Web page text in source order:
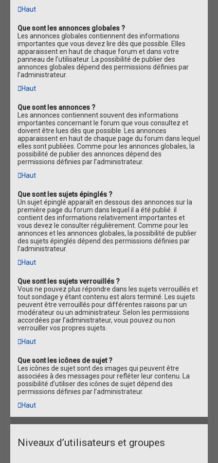
Haut
Que sont les annonces globales ?
Les annonces globales contiennent des informations
importantes que vous devez lire dès que possible. Elles
apparaissent en haut de chaque forum et dans votre
panneau de l’utilisateur. La possibilité de publier des
annonces globales dépend des permissions définies par
l’administrateur.
Haut
Que sont les annonces ?
Les annonces contiennent souvent des informations
importantes concernant le forum que vous consultez et
doivent être lues dès que possible. Les annonces
apparaissent en haut de chaque page du forum dans lequel
elles sont publiées. Comme pour les annonces globales, la
possibilité de publier des annonces dépend des
permissions définies par l’administrateur.
Haut
Que sont les sujets épinglés ?
Un sujet épinglé apparaît en dessous des annonces sur la
première page du forum dans lequel il a été publié. il
contient des informations relativement importantes et
vous devez le consulter régulièrement. Comme pour les
annonces et les annonces globales, la possibilité de publier
des sujets épinglés dépend des permissions définies par
l’administrateur.
Haut
Que sont les sujets verrouillés ?
Vous ne pouvez plus répondre dans les sujets verrouillés et
tout sondage y étant contenu est alors terminé. Les sujets
peuvent être verrouillés pour différentes raisons par un
modérateur ou un administrateur. Selon les permissions
accordées par l’administrateur, vous pouvez ou non
verrouiller vos propres sujets.
Haut
Que sont les icônes de sujet ?
Les icônes de sujet sont des images qui peuvent être
associées à des messages pour refléter leur contenu. La
possibilité d’utiliser des icônes de sujet dépend des
permissions définies par l’administrateur.
Haut
Niveaux d’utilisateurs et groupes